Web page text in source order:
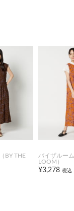
BY THE
バイザルー
LOOM）
¥3,278 税込